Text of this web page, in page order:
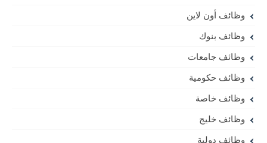
وظائف أون لاين
وظائف بنوك
وظائف جامعات
وظائف حكومية
وظائف خاصة
وظائف خليج
وظائف دولية